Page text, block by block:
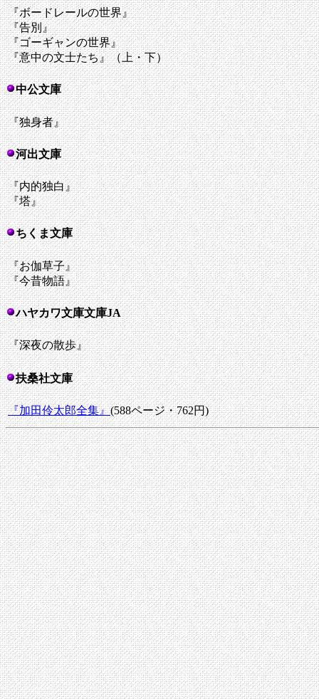
『ボードレールの世界』
『告別』
『ゴーギャンの世界』
『意中の文士たち』（上・下）
中公文庫
『独身者』
河出文庫
『内的独白』
『塔』
ちくま文庫
『お伽草子』
『今昔物語』
ハヤカワ文庫文庫JA
『深夜の散歩』
扶桑社文庫
『加田伶太郎全集』(588ページ・762円)